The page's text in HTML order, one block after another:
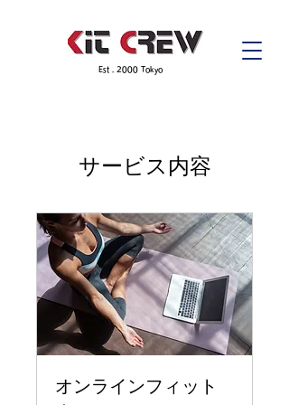
​Est . 2000 Tokyo
サービス内容
オンラインフィット